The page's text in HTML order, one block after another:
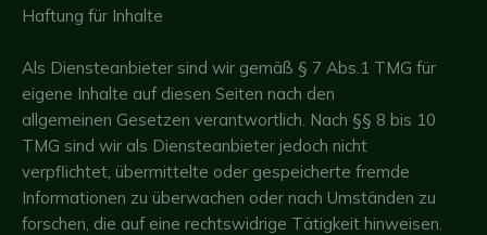
Haftung für Inhalte
Als Diensteanbieter sind wir gemäß § 7 Abs.1 TMG für
eigene Inhalte auf diesen Seiten nach den
allgemeinen Gesetzen verantwortlich. Nach §§ 8 bis 10
TMG sind wir als Diensteanbieter jedoch nicht
verpflichtet, übermittelte oder gespeicherte fremde
Informationen zu überwachen oder nach Umständen zu
forschen, die auf eine rechtswidrige Tätigkeit hinweisen.